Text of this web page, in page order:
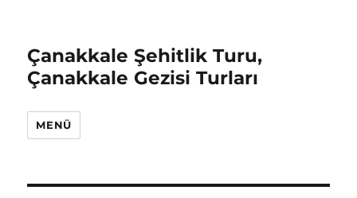
Çanakkale Şehitlik Turu,
Çanakkale Gezisi Turları
MENÜ